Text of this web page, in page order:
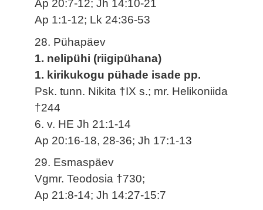
Ap 20:7-12; Jh 14:10-21
Ap 1:1-12; Lk 24:36-53
28. Pühapäev
1. nelipühi (riigipühana)
1. kirikukogu pühade isade pp.
Psk. tunn. Nikita †IX s.; mr. Helikoniida
†244
6. v. HE Jh 21:1-14
Ap 20:16-18, 28-36; Jh 17:1-13
29. Esmaspäev
Vgmr. Teodosia †730;
Ap 21:8-14; Jh 14:27-15:7